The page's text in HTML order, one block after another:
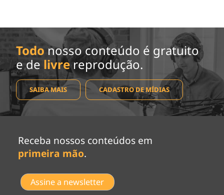
Todo nosso conteúdo é gratuito
e de livrereprodução.
SAIBA MAIS CADASTRO DE MÍDIAS
Receba nossos conteúdos em
primeira mão.
Assine a newsletter